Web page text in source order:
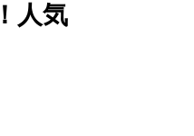
人気